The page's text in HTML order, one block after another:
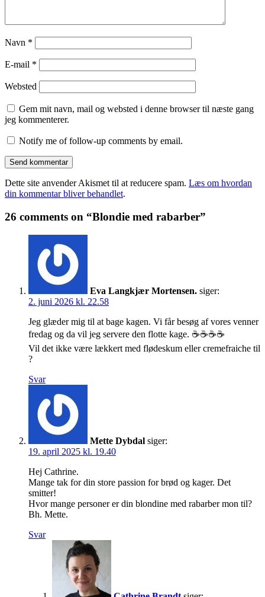
Navn *
E-mail *
Websted
Gem mit navn, mail og websted i denne browser til næste gang
jeg kommenterer.
Notify me of follow-up comments by email.
Dette site anvender Akismet til at reducere spam. Læs om hvordan
din kommentar bliver behandlet.
26 comments on “Blondie med rabarber”
Eva Langkjær Mortensen. siger:
2. juni 2026 kl. 22.58
Jeg glæder mig til at bage kagen. Vi får besøg af vores venner
fredag og da vil jeg servere den flotte kage. ☕️☕️☕️☕️
Vil det ikke være lækkert med flødeskum eller cremefraiche til
?
Svar
Mette Dybdal siger:
19. april 2025 kl. 19.40
Hej Cathrine.
Mange tak for din store passion for brød og kager. Det
smitter!
Hvor mange personer er din blondine med rabarber mon til?
Bh. Mette.
Svar